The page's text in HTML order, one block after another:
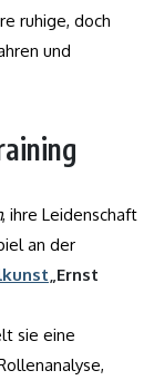
ruhige, doch
und
, ihre Leidenschaft
an der
„Ernst
sie eine